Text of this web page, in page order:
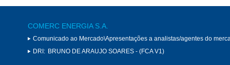
COMERC ENERGIA S.A.
Comunicado ao Mercado\Apresentações a analistas/agentes do
DRI: BRUNO DE ARAUJO SOARES - (FCA V1)